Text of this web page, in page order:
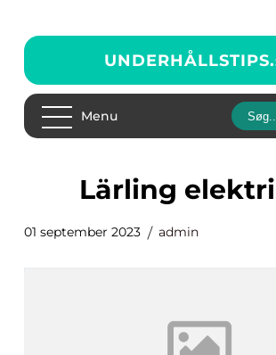
UNDERHÅLLSTIPS.
Menu
lärling
01 september 2023 admin